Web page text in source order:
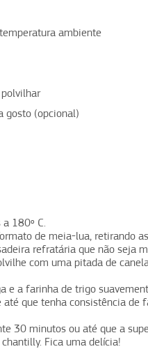
ambiente
gosto (opcional)
180º C.
de meia-lua, retirando
refratária que não seja
com uma pitada de
e a farinha de trigo
que tenha consistência de
30 minutos ou até que a
Fica uma delícia!